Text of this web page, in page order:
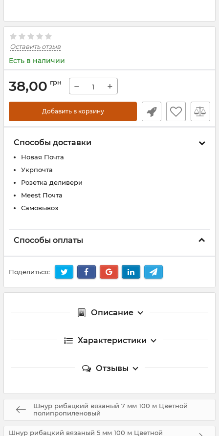
Оставить отзыв
Есть в наличии
38,00 грн − +
Добавить в корзину
Способы доставки
Новая Почта
Укрпочта
Розетка деливери
Meest Почта
Самовывоз
Способы оплаты
Поделиться:
Описание
Характеристики
Отзывы
Шнур рибацкий вязаный 7 мм 100 м Цветной
полипропиленовый
Шнур рибацкий вязаный 5 мм 100 м Цветной